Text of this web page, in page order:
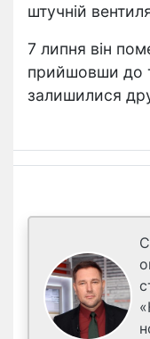
штучній
7 липня він
прийшовши до
залишилися